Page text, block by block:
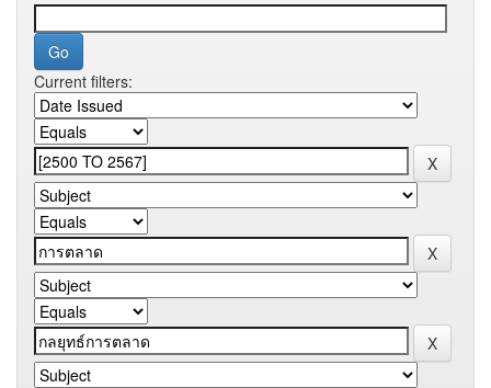
Current filters: